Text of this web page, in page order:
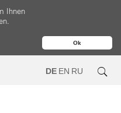
Ok
Ihnen
DE EN RU